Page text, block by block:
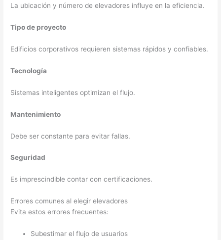
La ubicación y número de elevadores influye en la eficiencia.
Tipo de proyecto
Edificios corporativos requieren sistemas rápidos y confiables.
Tecnología
Sistemas inteligentes optimizan el flujo.
Mantenimiento
Debe ser constante para evitar fallas.
Seguridad
Es imprescindible contar con certificaciones.
Errores comunes al elegir elevadores
Evita estos errores frecuentes:
Subestimar el flujo de usuarios